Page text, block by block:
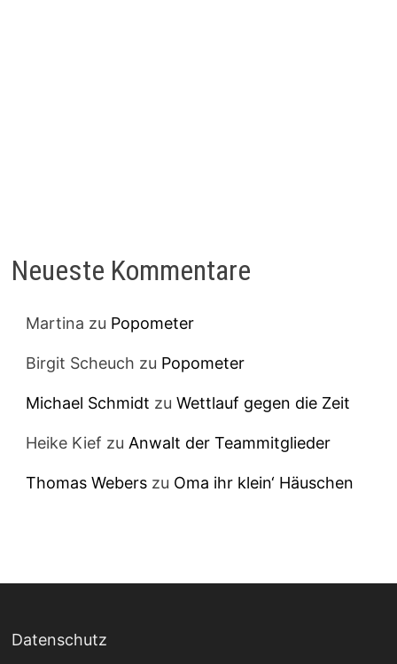
Neueste Kommentare
Martina zu Popometer
Birgit Scheuch zu Popometer
Michael Schmidt zuWettlauf gegen die Zeit
Heike Kief zu Anwalt der Teammitglieder
Thomas Webers zu Oma ihr klein‘ Häuschen
Datenschutz